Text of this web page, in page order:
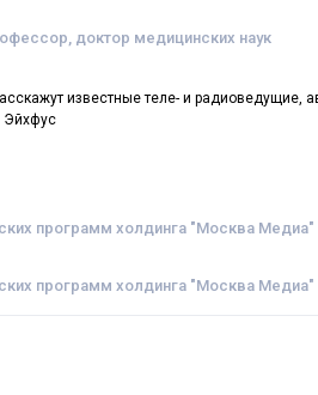
доктор медицинских наук
известные теле- и радиоведущие,
Эйхфус
программ холдинга "Москва Медиа"
программ холдинга "Москва Медиа"